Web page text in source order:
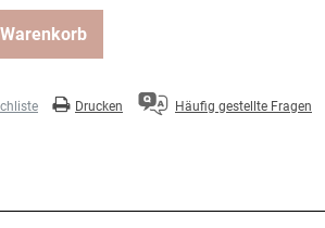
Drucken Häufig gestellte Fragen